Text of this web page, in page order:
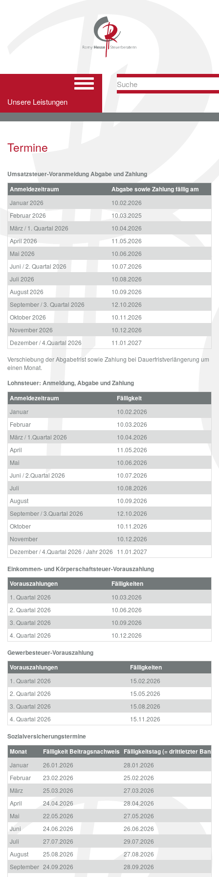
Hauptnavigation
ein-/ausblenden
Unsere Leistungen
Termine
Umsatzsteuer-Voranmeldung Abgabe und Zahlung
Anmeldezeitraum
Abgabe sowie Zahlung fällig am
Dezember / 4.Quartal 2026 11.01.2027
Januar 2026
10.02.2026
Februar 2026
10.03.2025
März / 1. Quartal 2026
10.04.2026
April 2026
11.05.2026
Mai 2026
10.06.2026
Juni / 2. Quartal 2026
10.07.2026
Juli 2026
10.08.2026
August 2026
10.09.2026
September / 3. Quartal 2026
12.10.2026
Oktober 2026
10.11.2026
November 2026
10.12.2026
Verschiebung der Abgabefrist sowie Zahlung bei Dauerfristverlängerung um
einen Monat.
Lohnsteuer: Anmeldung, Abgabe und Zahlung
Anmeldezeitraum
Fälligkeit
Januar
10.02.2026
Februar
10.03.2026
März / 1.Quartal 2026
10.04.2026
April
11.05.2026
Mai
10.06.2026
Juni / 2.Quartal 2026
10.07.2026
Juli
10.08.2026
August
10.09.2026
September / 3.Quartal 2026
12.10.2026
Oktober
10.11.2026
November
10.12.2026
Dezember / 4.Quartal 2026 / Jahr 2026 11.01.2027
Einkommen- und Körperschaftsteuer-Vorauszahlung
Vorauszahlungen
Fälligkeiten
1. Quartal 2026
10.03.2026
2. Quartal 2026
10.06.2026
3. Quartal 2026
10.09.2026
4. Quartal 2026
10.12.2026
Gewerbesteuer-Vorauszahlung
Vorauszahlungen
Fälligkeiten
1. Quartal 2026
15.02.2026
2. Quartal 2026
15.05.2026
3. Quartal 2026
15.08.2026
4. Quartal 2026
15.11.2026
Sozialversicherungstermine
Monat
Fälligkeit Beitragsnachweis Fälligkeitstag (= drittletzter
Januar 26.01.2026
28.01.2026
Februar
23.02.2026
25.02.2026
März
25.03.2026
27.03.2026
April
24.04.2026
28.04.2026
Mai
22.05.2026
27.05.2026
Juni
24.06.2026
26.06.2026
Juli
27.07.2026
29.07.2026
August
25.08.2026
27.08.2026
September 24.09.2026
28.09.2026